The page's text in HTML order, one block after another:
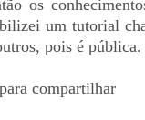
os
um tutorial
pois é pública.
compartilhar